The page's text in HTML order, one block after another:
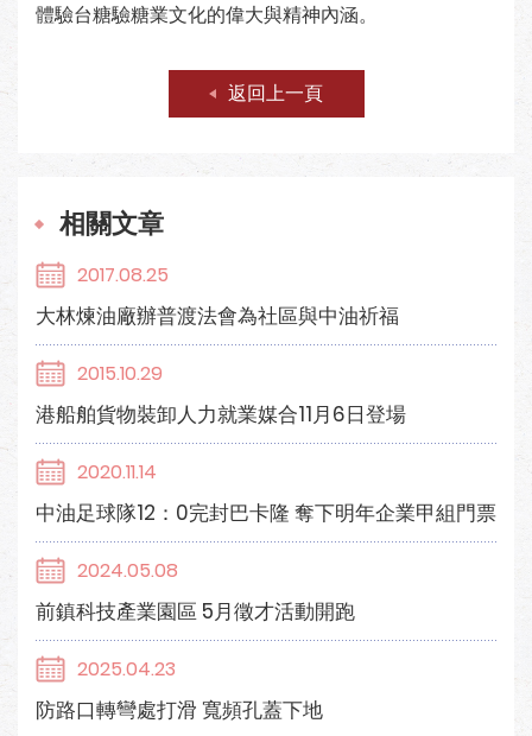
體驗台糖驗糖業文化的偉大與精神內涵。
返回上一頁
相關文章
2017.08.25
大林煉油廠辦普渡法會為社區與中油祈福
2015.10.29
港船舶貨物裝卸人力就業媒合11月6日登場
2020.11.14
中油足球隊12：0完封巴卡隆 奪下明年企業甲組門票
2024.05.08
前鎮科技產業園區 5月徵才活動開跑
2025.04.23
防路口轉彎處打滑 寬頻孔蓋下地